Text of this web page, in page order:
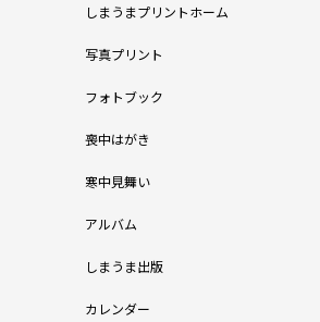
しまうまプリントホーム
写真プリント
フォトブック
喪中はがき
寒中見舞い
アルバム
しまうま出版
カレンダー